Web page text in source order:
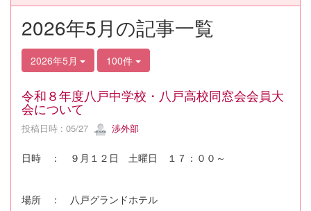
2026年5月の記事一覧
2026年5月 100件
令和８年度八戸中学校・八戸高校同窓会会員大
会について
投稿日時 : 05/27 渉外部
日時 ： ９月１２日 土曜日 １７：００～
場所 ： 八戸グランドホテル